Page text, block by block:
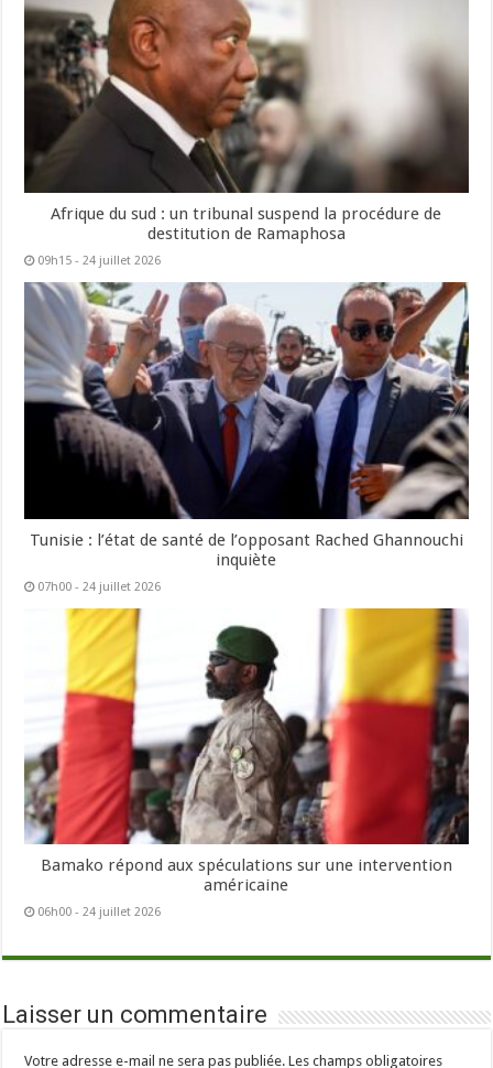
Afrique du sud : un tribunal suspend la procédure de
destitution de Ramaphosa
09h15 - 24 juillet 2026
Tunisie : l’état de santé de l’opposant Rached Ghannouchi
inquiète
07h00 - 24 juillet 2026
Bamako répond aux spéculations sur une intervention
américaine
06h00 - 24 juillet 2026
Laisser un commentaire
Votre adresse e-mail ne sera pas publiée. Les champs obligatoires